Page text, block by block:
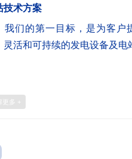
技术方案
的第一目标，是为客户
灵活和可持续的发电设备及电
更多 +